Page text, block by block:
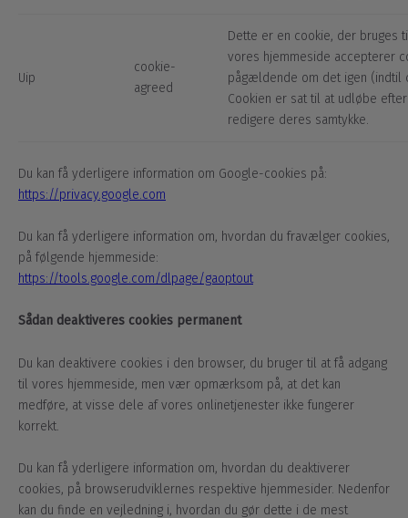
Uip
cookie-
agreed
Dette er en cookie, der bruges
vores hjemmeside accepterer
pågældende om det igen (indtil
Cookien er sat til at udløbe
redigere deres samtykke.
Du kan få yderligere information om Google-cookies på:
https://privacy.google.com
Du kan få yderligere information om, hvordan du fravælger cookies,
på følgende hjemmeside:
https://tools.google.com/dlpage/gaoptout
Sådan deaktiveres cookies permanent
Du kan deaktivere cookies i den browser, du bruger til at få adgang
til vores hjemmeside, men vær opmærksom på, at det kan
medføre, at visse dele af vores onlinetjenester ikke fungerer
korrekt.
Du kan få yderligere information om, hvordan du deaktiverer
cookies, på browserudviklernes respektive hjemmesider. Nedenfor
kan du finde en vejledning i, hvordan du gør dette i de mest